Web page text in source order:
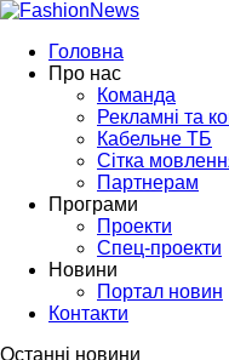
Головна
Про нас
Команда
Рекламні та
Кабельне ТБ
Сітка
Партнерам
Програми
Проекти
Спец-проекти
Новини
Портал новин
Контакти
Останні новини